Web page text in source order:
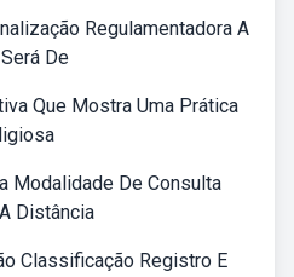
Regulamentadora A
De
Que Mostra Uma Prática
Modalidade De Consulta
Distância
Classificação Registro E